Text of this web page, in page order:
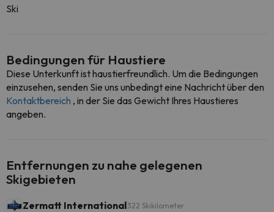
Ski
Bedingungen für Haustiere
Diese Unterkunft ist haustierfreundlich. Um die Bedingungen
einzusehen, senden Sie uns unbedingt eine Nachricht über den
Kontaktbereich , in der Sie das Gewicht Ihres Haustieres
angeben.
Entfernungen zu nahe gelegenen
Skigebieten
Zermatt International322 Skikilometer